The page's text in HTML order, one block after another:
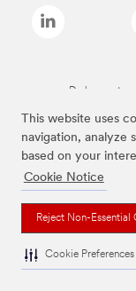
This website uses
navigation, analyze
based on your
Cookie Notice
Reject Non-Essential
Cookie Preferences
De